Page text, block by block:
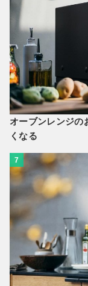
オーブンレンジの
くなる
7